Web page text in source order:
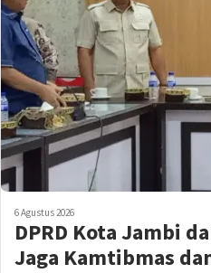
6 Agustus 2026
DPRD Kota Jambi
Jaga Kamtibmas